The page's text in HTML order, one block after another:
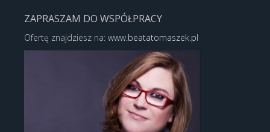
ZAPRASZAM DO WSPÓŁPRACY
Ofertę znajdziesz na: www.beatatomaszek.pl